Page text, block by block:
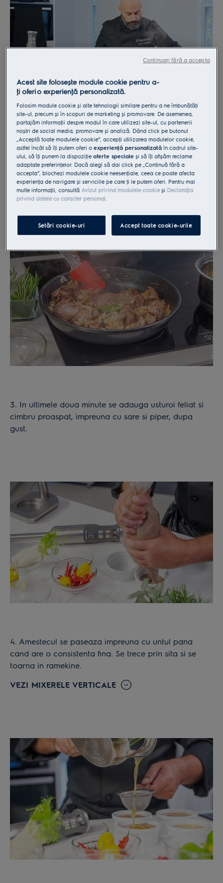
mirosul de alcool. Se adauga smantana pentru gatit si
se gateste pana cand cantitatea scade la 3/4.
Atentie!La gatirea pe flacara, brandy-ul va flamba!
3. In ultimele doua minute se adauga usturoi feliat si
cimbru proaspat, impreuna cu sare si piper, dupa
gust.
4. Amestecul se paseaza impreuna cu untul pana
cand are o consistenta fina. Se trece prin sita si se
toarna in ramekine.
VEZI MIXERELE VERTICALE
Acest site folosește module cookie pentru a-
ţi oferi o experienţă personalizată.
Folosim module cookie și alte tehnologii similare pentru a ne îmbunătăţi
site-ul, precum și în scopuri de marketing și promovare. De asemenea,
partajăm informaţii despre modul în care utilizezi site-ul, cu partenerii
noștri de social media, promovare și analiză. Dând click pe butonul
„Acceptă toate modulele cookie”, accepţi utilizarea modulelor cookie,
astfel încât să îţi putem oferi oexperienţă personalizată în cadrul site-
ului, să îţi punem la dispoziţieoferte speciale și să îţi afișăm reclame
adaptate preferinţelor. Dacă alegi să dai click pe „Continuă fără a
accepta”, blochezi modulele cookie neesenţiale, ceea ce poate afecta
experienţa de navigare și serviciile pe care ţi le putem oferi. Pentru mai
multe informaţii, consultă Avizul privind modulele cookieși Declaraţia
privind datele cu caracter personal.
Setări cookie-uri Accept toate cookie-urile
Continuați fără a accepta